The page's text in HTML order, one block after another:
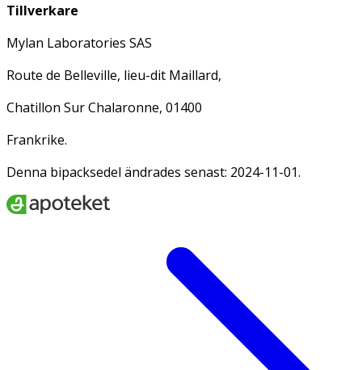
Tillverkare
Mylan Laboratories SAS
Route de Belleville, lieu-dit Maillard,
Chatillon Sur Chalaronne, 01400
Frankrike.
Denna bipacksedel ändrades senast: 2024-11-01.